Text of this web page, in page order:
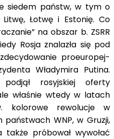
siedem państw, w tym o
Łotwę i Estonię. Co
na obszar b. ZSRR
Rosja znalazła się pod
proeuropej-
Władymira Putina.
rosyjskiej oferty
właśnie wtedy w latach
kolorowe rewolucje w
państwach WNP, w Gruzji,
próbował wywołać